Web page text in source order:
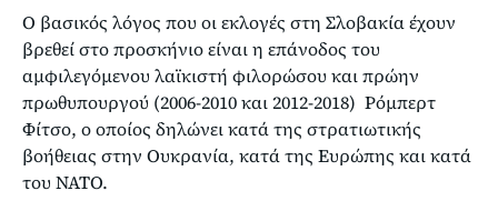
Ο βασικός λόγος που οι εκλογές στη Σλοβακία έχουν
βρεθεί στο προσκήνιο είναι η επάνοδος του
αμφιλεγόμενου λαϊκιστή φιλορώσου και πρώην
πρωθυπουργού (2006-2010 και 2012-2018) Ρόμπερτ
Φίτσο, ο οποίος δηλώνει κατά της στρατιωτικής
βοήθειας στην Ουκρανία, κατά της Ευρώπης και κατά
του ΝΑΤΟ.